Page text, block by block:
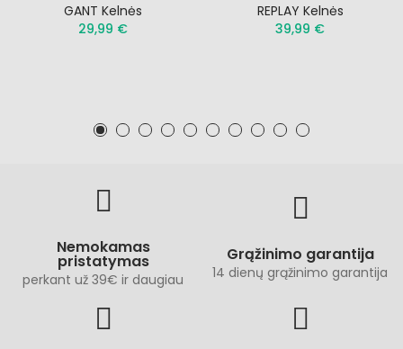
GANT Kelnės
29,99 €
REPLAY Kelnės
39,99 €
Nemokamas
pristatymas
perkant už 39€ ir daugiau
Grąžinimo garantija
14 dienų grąžinimo garantija